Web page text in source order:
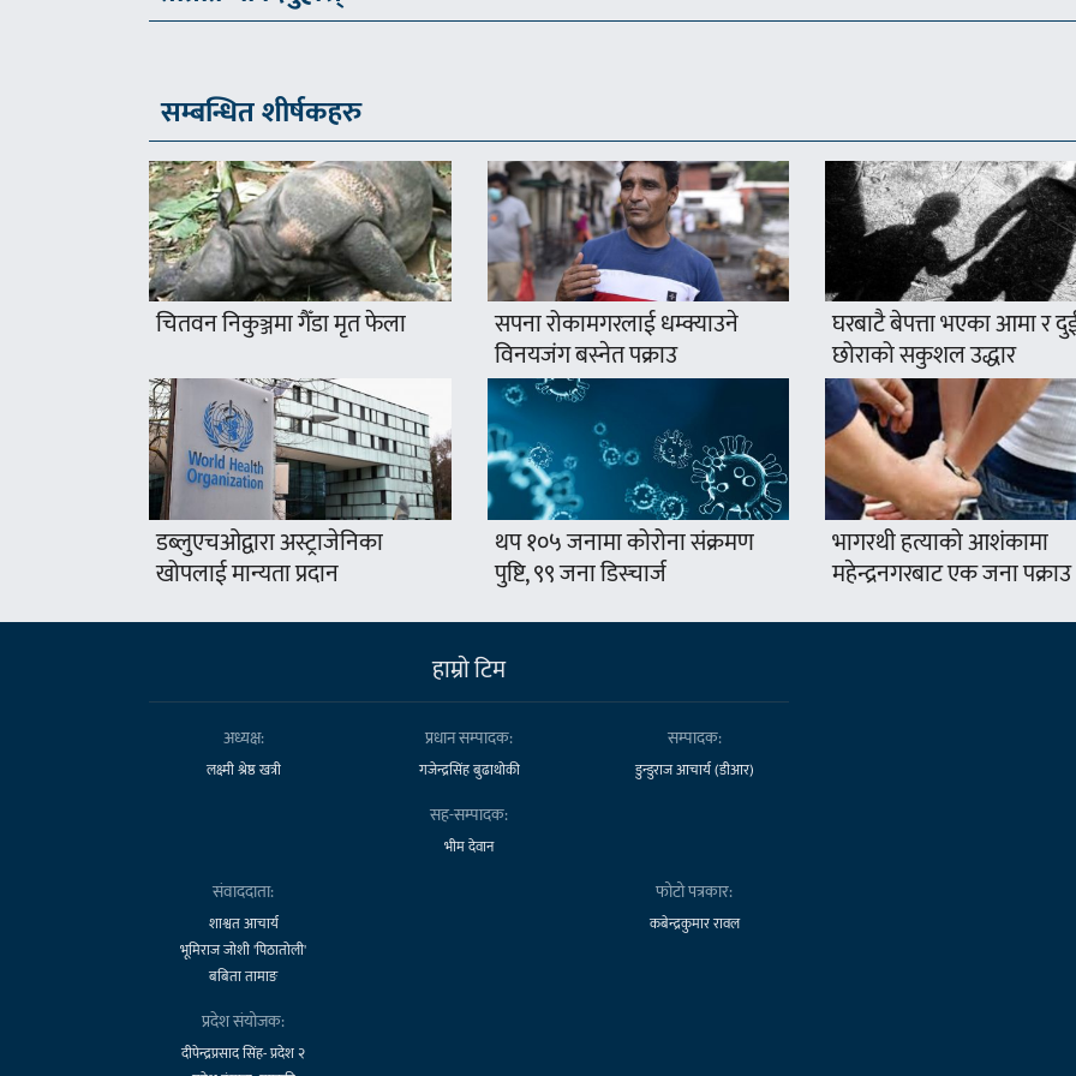
सम्बन्धित शीर्षकहरु
चितवन निकुञ्जमा गैँडा मृत फेला सपना रोकामगरलाई धम्क्याउने
विनयजंग बस्नेत पक्राउ
घरबाटै बेपत्ता भएका आमा र
छोराको सकुशल उद्धार
डब्लुएचओद्वारा अस्ट्राजेनिका
खोपलाई मान्यता प्रदान
थप १०५ जनामा कोरोना संक्रमण
पुष्टि, ९९ जना डिस्चार्ज
भागरथी हत्याको आशंकामा
महेन्द्रनगरबाट एक जना पक्राउ
हाम्राे टिम
अध्यक्ष:
लक्ष्मी श्रेष्ठ खत्री
प्रधान सम्पादक:
गजेन्द्रसिंह बुढाथोकी
सम्पादक:
डुन्डुराज आचार्य (डीआर)
सह-सम्पादक:
भीम देवान
संवाददाता:
शाश्वत आचार्य
भूमिराज जोशी 'पिठातोली'
बबिता तामाङ
फोटो पत्रकार:
कबेन्द्रकुमार रावल
प्रदेश संयोजक:
दीपेन्द्रप्रसाद सिंह- प्रदेश २